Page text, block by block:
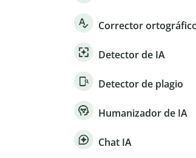
Corrector
Detector de IA
Detector de plagio
Humanizador de IA
Chat IA